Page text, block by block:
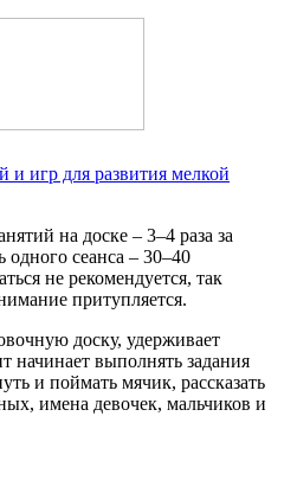
игр для развития мелкой
на доске – 3–4 раза за
сеанса – 30–40
не рекомендуется, так
притупляется.
доску, удерживает
начинает выполнять задания
и поймать мячик, рассказать
имена девочек, мальчиков и